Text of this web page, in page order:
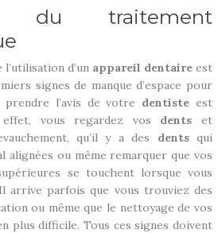
du traitement
d’un appareil dentaire est
signes de manque d’espace pour
l’avis de votre dentiste est
effet, vous regardez vos dents et
qu’il y a des dentsqui
alignées ou même remarquer que vos
se touchent lorsque vous
arrive parfois que vous trouviez des
ou même que le nettoyage de vos
plus difficile. Tous ces signes doivent